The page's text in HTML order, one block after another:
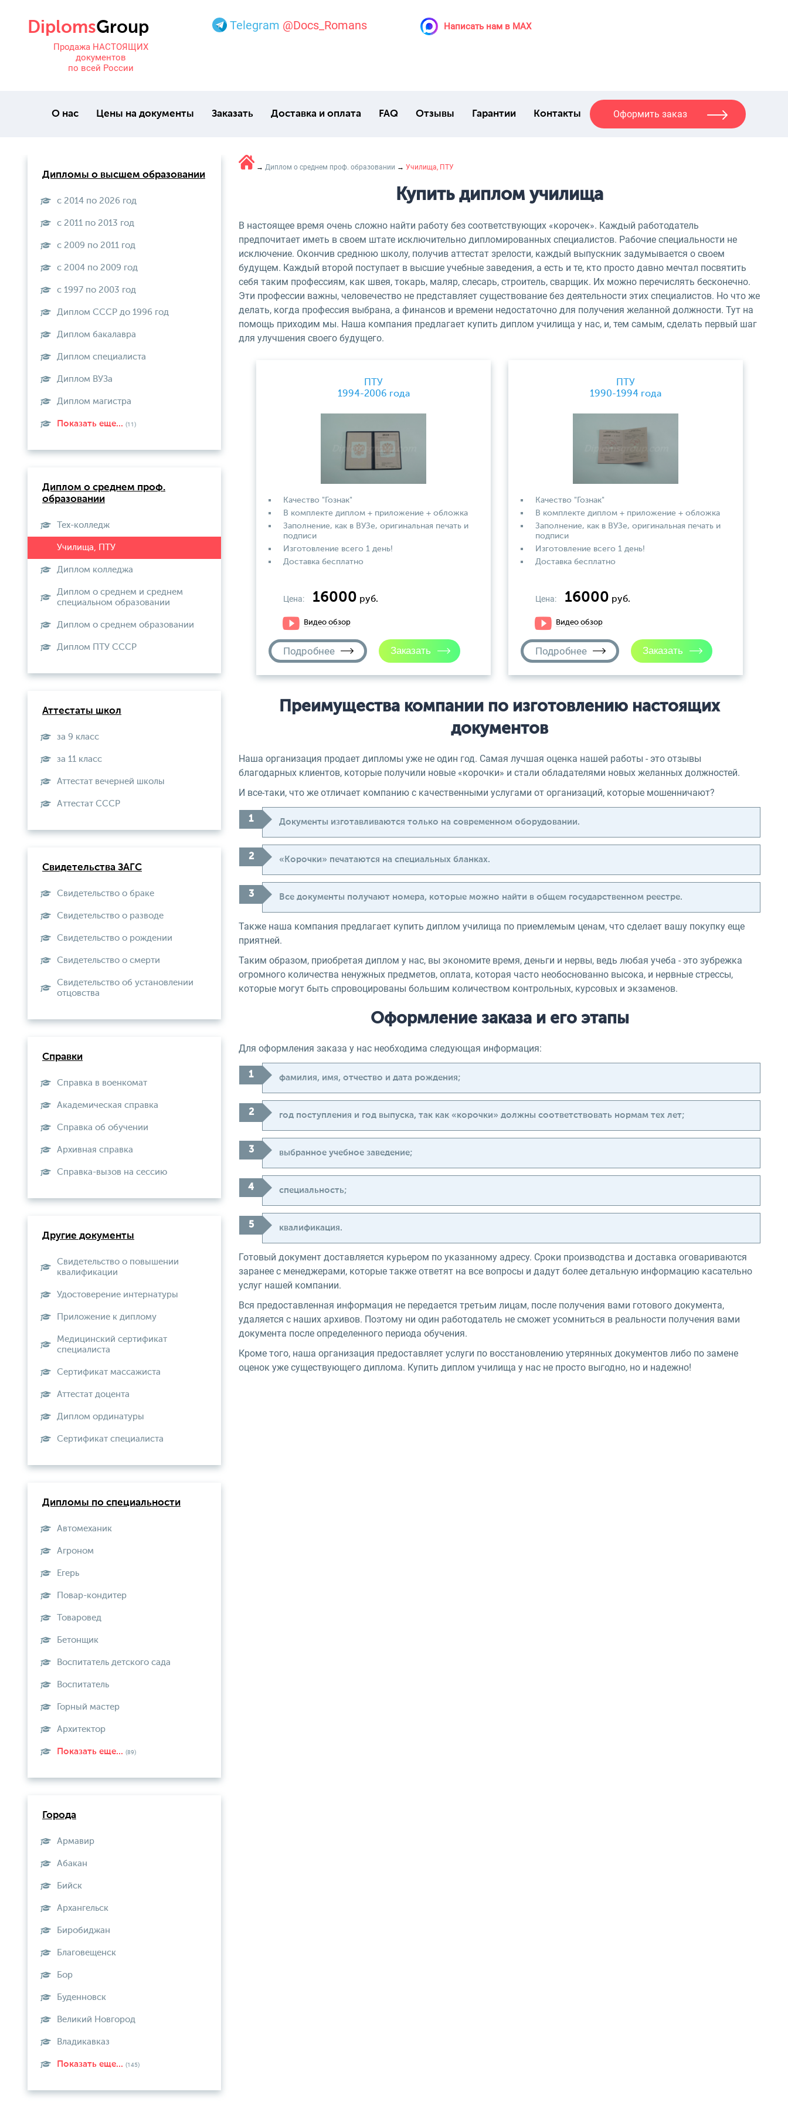
Продажа НАСТОЯЩИХ
документов
по всей России
Telegram @Docs_Romans Написать нам в MAX
О нас Цены на документы Заказать Доставка и оплата FAQ Отзывы Гарантии Контакты Оформить заказ
→ Диплом о среднем проф. образовании → Училища, ПТУ
Купить диплом училища
В настоящее время очень сложно найти работу без соответствующих «корочек». Каждый работодатель
предпочитает иметь в своем штате исключительно дипломированных специалистов. Рабочие специальности не
исключение. Окончив среднюю школу, получив аттестат зрелости, каждый выпускник задумывается о своем
будущем. Каждый второй поступает в высшие учебные заведения, а есть и те, кто просто давно мечтал посвятить
себя таким профессиям, как швея, токарь, маляр, слесарь, строитель, сварщик. Их можно перечислять бесконечно.
Эти профессии важны, человечество не представляет существование без деятельности этих специалистов. Но что же
делать, когда профессия выбрана, а финансов и времени недостаточно для получения желанной должности. Тут на
помощь приходим мы. Наша компания предлагает купить диплом училища у нас, и, тем самым, сделать первый шаг
для улучшения своего будущего.
ПТУ
1994-2006 года
Качество "Гознак"
В комплекте диплом + приложение + обложка
Заполнение, как в ВУЗе, оригинальная печать и
подписи
Изготовление всего 1 день!
Доставка бесплатно
Цена: 16000 руб.
Видео обзор
Подробнее
ПТУ
1990-1994 года
Качество "Гознак"
В комплекте диплом + приложение + обложка
Заполнение, как в ВУЗе, оригинальная печать и
подписи
Изготовление всего 1 день!
Доставка бесплатно
Цена: 16000 руб.
Видео обзор
Подробнее
Преимущества компании по изготовлению настоящих
документов
Наша организация продает дипломы уже не один год. Самая лучшая оценка нашей работы - это отзывы
благодарных клиентов, которые получили новые «корочки» и стали обладателями новых желанных должностей.
И все-таки, что же отличает компанию с качественными услугами от организаций, которые мошенничают?
Документы изготавливаются только на современном оборудовании.
«Корочки» печатаются на специальных бланках.
Все документы получают номера, которые можно найти в общем государственном реестре.
Также наша компания предлагает купить диплом училища по приемлемым ценам, что сделает вашу покупку еще
приятней.
Таким образом, приобретая диплом у нас, вы экономите время, деньги и нервы, ведь любая учеба - это зубрежка
огромного количества ненужных предметов, оплата, которая часто необоснованно высока, и нервные стрессы,
которые могут быть спровоцированы большим количеством контрольных, курсовых и экзаменов.
Оформление заказа и его этапы
Для оформления заказа у нас необходима следующая информация:
фамилия, имя, отчество и дата рождения;
год поступления и год выпуска, так как «корочки» должны соответствовать нормам тех лет;
выбранное учебное заведение;
специальность;
квалификация.
Готовый документ доставляется курьером по указанному адресу. Сроки производства и доставка оговариваются
заранее с менеджерами, которые также ответят на все вопросы и дадут более детальную информацию касательно
услуг нашей компании.
Вся предоставленная информация не передается третьим лицам, после получения вами готового документа,
удаляется с наших архивов. Поэтому ни один работодатель не сможет усомниться в реальности получения вами
документа после определенного периода обучения.
Кроме того, наша организация предоставляет услуги по восстановлению утерянных документов либо по замене
оценок уже существующего диплома. Купить диплом училища у нас не просто выгодно, но и надежно!
Дипломы о высшем образовании
с 2014 по 2026 год
с 2011 по 2013 год
с 2009 по 2011 год
с 2004 по 2009 год
с 1997 по 2003 год
Диплом СССР до 1996 год
Диплом бакалавра
Диплом специалиста
Диплом ВУЗа
Диплом магистра
Показать еще... (11)
Диплом о среднем проф.
образовании
Тех-колледж
Диплом колледжа
Диплом о среднем и среднем
специальном образовании
Диплом о среднем образовании
Диплом ПТУ СССР
Аттестаты школ
за 9 класс
за 11 класс
Аттестат вечерней школы
Aттестат СССР
Свидетельства ЗАГС
Свидетельство о браке
Свидетельство о разводе
Свидетельство о рождении
Свидетельство о смерти
Свидетельство об установлении
отцовства
Справки
Справка в военкомат
Академическая справка
Справка об обучении
Архивная справка
Справка-вызов на сессию
Другие документы
Свидетельство о повышении
квалификации
Удостоверение интернатуры
Приложение к диплому
Медицинский сертификат
специалиста
Сертификат массажиста
Аттестат доцента
Диплом ординатуры
Сертификат специалиста
Дипломы по специальности
Автомеханик
Агроном
Егерь
Повар-кондитер
Товаровед
Бетонщик
Воспитатель детского сада
Воспитатель
Горный мастер
Архитектор
Показать еще... (89)
Города
Армавир
Абакан
Бийск
Архангельск
Биробиджан
Благовещенск
Бор
Буденновск
Великий Новгород
Владикавказ
Показать еще... (145)